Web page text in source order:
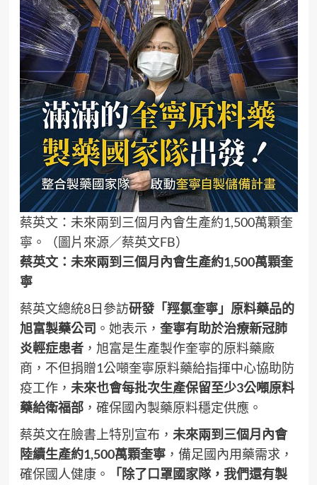
蔡英文：未來兩到三個月內會生產約1,500萬顆奎
寧。（圖片來源／蔡英文FB）
蔡英文：未來兩到三個月內會生產約1,500萬顆奎
寧
蔡英文總統8日參訪研發「羥氯奎寧」原料藥品的
旭富製藥公司 。她表示， 奎寧有助於治療新冠肺
炎輕症患者，旭富是生產製作奎寧的原料藥廠
商，不但捐贈1公噸奎寧原料藥給指揮中心協助防
疫工作， 未來也會每批次生產保留至少3公噸原料
藥給衛福部，確保國內製藥原料穩定供應。
蔡英文在臉書上特別宣布， 未來兩到三個月內會
陸續生產約1,500萬顆奎寧，備足國內用藥需求，
確保國人健康。
「除了口罩國家隊，我們還有製